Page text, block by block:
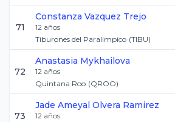
71
Constanza Vazquez Trejo
12 años
Tiburones del Paralimpico (TIBU)
72
Anastasia Mykhailova
12 años
Quintana Roo (QROO)
73
Jade Ameyal Olvera Ramirez
12 años